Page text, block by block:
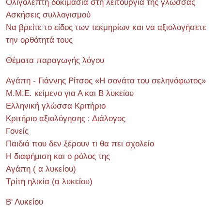
Ολιγόλεπτη δοκιμασία στη λειτουργία της γλώσσας
Ασκήσεις συλλογισμού
Να βρείτε το είδος των τεκμηρίων και να αξιολογήσετε
την ορθότητά τους
Θέματα παραγωγής λόγου
Αγάπη - Γιάννης Ρίτσος «Η σονάτα του σεληνόφωτος»
Μ.Μ.Ε. κείμενο για Α και Β λυκείου
Ελληνική γλώσσα Κριτήριο
Κριτήριο αξιολόγησης : Διάλογος
Γονείς
Παιδιά που δεν ξέρουν τι θα πει σχολείο
Η διαφήμιση και ο ρόλος της
Αγάπη ( α λυκείου)
Τρίτη ηλικία (α λυκείου)
Β' Λυκείου